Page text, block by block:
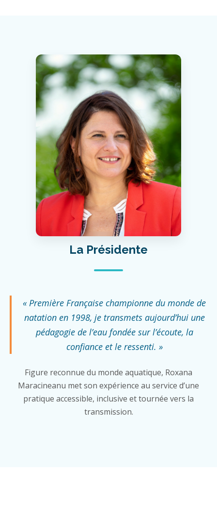
La Présidente
« Première Française championne du monde de
natation en 1998, je transmets aujourd’hui une
pédagogie de l’eau fondée sur l’écoute, la
confiance et le ressenti. »
Figure reconnue du monde aquatique, Roxana
Maracineanu met son expérience au service d’une
pratique accessible, inclusive et tournée vers la
transmission.